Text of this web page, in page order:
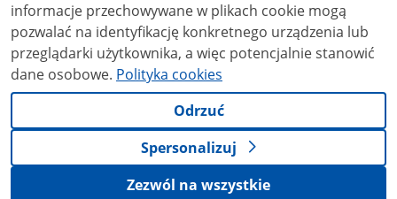
informacje przechowywane w plikach cookie mogą
pozwalać na identyfikację konkretnego urządzenia lub
przeglądarki użytkownika, a więc potencjalnie stanowić
dane osobowe. Polityka cookies
Odrzuć
Spersonalizuj
Zezwól na wszystkie